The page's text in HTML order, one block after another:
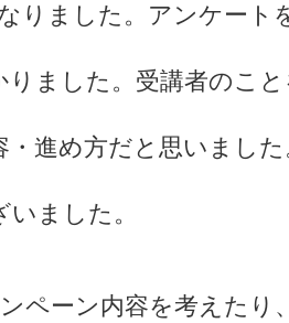
りました。アンケート
りました。受講者のこ
・進め方だと思いまし
ました。
ペーン内容を考えたり